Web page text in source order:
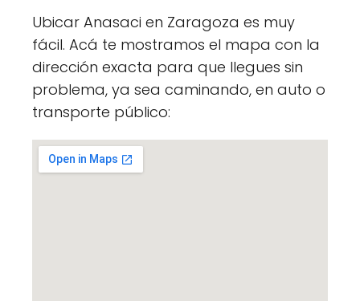
Ubicar Anasaci en Zaragoza es muy
fácil. Acá te mostramos el mapa con la
dirección exacta para que llegues sin
problema, ya sea caminando, en auto o
transporte público: